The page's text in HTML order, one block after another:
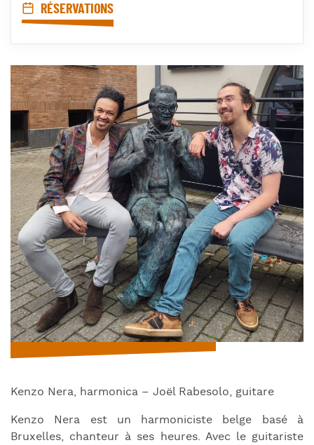
Kenzo Nera, harmonica – Joël Rabesolo, guitare
Kenzo Nera est un harmoniciste belge basé à
Bruxelles, chanteur à ses heures. Avec le guitariste
RÉSERVATIONS